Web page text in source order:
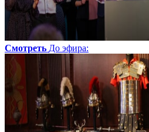
Смотреть До эфира: